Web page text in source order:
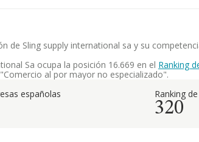
de Sling supply international sa y su
Sa ocupa la posición 16.669 en el Ranking
al por mayor no especializado".
españolas
Ranking
320